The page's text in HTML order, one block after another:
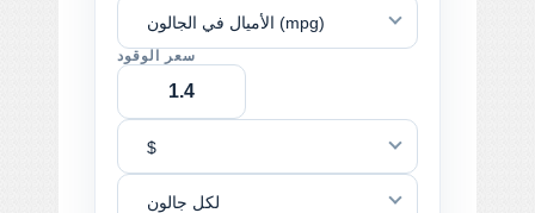
الأميال في الجالون (mpg)
سعر الوقود
$
لكل جالون